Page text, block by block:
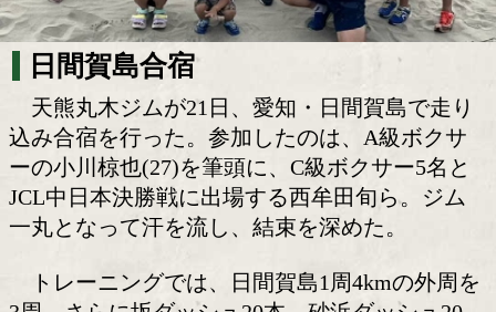
日間賀島合宿
天熊丸木ジムが21日、愛知・日間賀